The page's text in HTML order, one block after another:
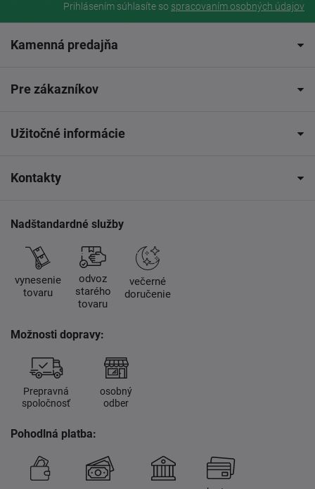
Prihlásením súhlasíte so spracovaním osobných údajov
Kamenná predajňa
Pre zákazníkov
Užitočné informácie
Kontakty
Nadštandardné služby
vynesenie
tovaru
odvoz
starého
tovaru
večerné
doručenie
Možnosti dopravy:
Prepravná
spoločnosť
osobný
odber
Pohodlná platba: